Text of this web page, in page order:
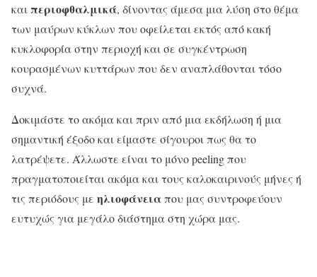
και περιοφθαλμικά, δίνοντας άμεσα μια λύση στο θέμα
των μαύρων κύκλων που οφείλεται εκτός από κακή
κυκλοφορία στην περιοχή και σε συγκέντρωση
κουρασμένων κυττάρων που δεν αναπλάθονται τόσο
συχνά.
Δοκιμάστε το ακόμα και πριν από μια εκδήλωση ή μια
σημαντική έξοδο και είμαστε σίγουροι πως θα το
λατρέψετε. Άλλωστε είναι το μόνο peeling που
πραγματοποιείται ακόμα και τους καλοκαιρινούς μήνες ή
τις περιόδους με ηλιοφάνειαπου μας συντροφεύουν
ευτυχώς για μεγάλο διάστημα στη χώρα μας.